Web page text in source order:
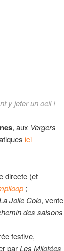
y jeter un oeil !
, aux Vergers
ici
directe (et
;
La Jolie Colo, vente
des saisons
festive,
parLes Mijotées